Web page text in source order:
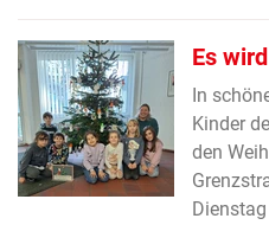
Es
In
Kinder
den